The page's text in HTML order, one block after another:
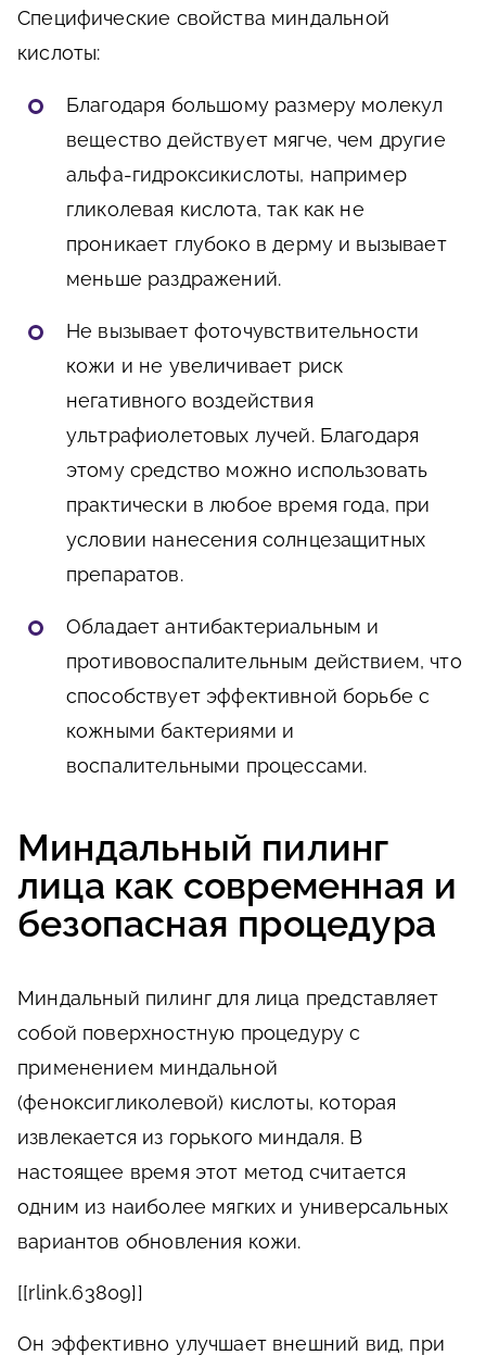
Специфические свойства миндальной
кислоты:
Благодаря большому размеру молекул
вещество действует мягче, чем другие
альфа-гидроксикислоты, например
гликолевая кислота, так как не
проникает глубоко в дерму и вызывает
меньше раздражений.
Не вызывает фоточувствительности
кожи и не увеличивает риск
негативного воздействия
ультрафиолетовых лучей. Благодаря
этому средство можно использовать
практически в любое время года, при
условии нанесения солнцезащитных
препаратов.
Обладает антибактериальным и
противовоспалительным действием, что
способствует эффективной борьбе с
кожными бактериями и
воспалительными процессами.
Миндальный пилинг
лица как современная и
безопасная процедура
Миндальный пилинг для лица представляет
собой поверхностную процедуру с
применением миндальной
(феноксигликолевой) кислоты, которая
извлекается из горького миндаля. В
настоящее время этот метод считается
одним из наиболее мягких и универсальных
вариантов обновления кожи.
[[rlink.63809]]
Он эффективно улучшает внешний вид, при